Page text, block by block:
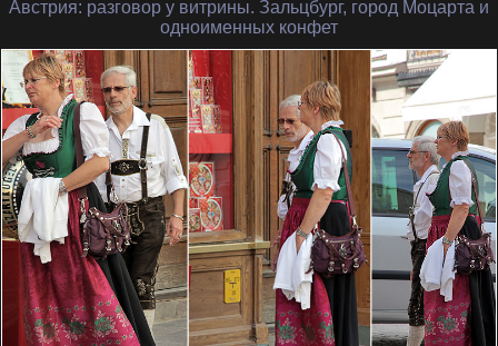
Австрия: разговор у витрины. Зальцбург, город Моцарта и
одноименных конфет